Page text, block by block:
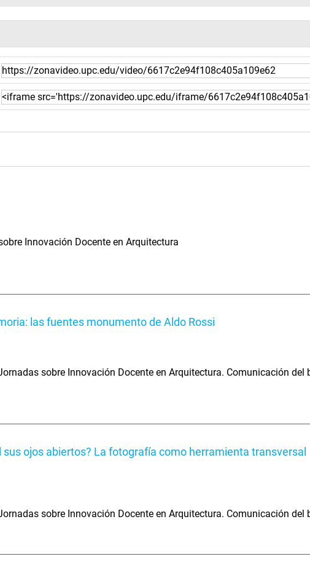
Innovación Docente en Arquitectura
las fuentes monumento de Aldo Rossi
sobre Innovación Docente en Arquitectura. Comunicación del
ojos abiertos? La fotografía como herramienta transversal
sobre Innovación Docente en Arquitectura. Comunicación del